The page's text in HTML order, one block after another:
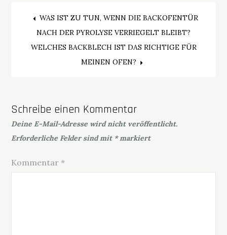
Beitragsnavigation
WAS IST ZU TUN, WENN DIE BACKOFENTÜR
NACH DER PYROLYSE VERRIEGELT BLEIBT?
WELCHES BACKBLECH IST DAS RICHTIGE FÜR
MEINEN OFEN?
Schreibe einen Kommentar
Deine E-Mail-Adresse wird nicht veröffentlicht.
Erforderliche Felder sind mit *markiert
Kommentar *